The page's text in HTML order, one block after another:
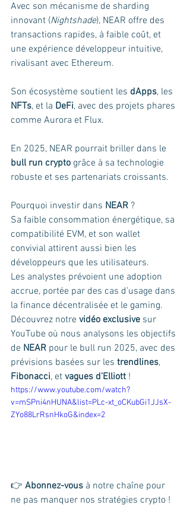
Avec son mécanisme de sharding
innovant (Nightshade), NEAR offre des
transactions rapides, à faible coût, et
une expérience développeur intuitive,
rivalisant avec Ethereum.
Son écosystème soutient les dApps, les
NFTs, et la DeFi, avec des projets phares
comme Aurora et Flux.
En 2025, NEAR pourrait briller dans le
bull run crypto grâce à sa technologie
robuste et ses partenariats croissants.
Pourquoi investir dans NEAR ?
Sa faible consommation énergétique, sa
compatibilité EVM, et son wallet
convivial attirent aussi bien les
développeurs que les utilisateurs.
Les analystes prévoient une adoption
accrue, portée par des cas d’usage dans
la finance décentralisée et le gaming.
Découvrez notre vidéo exclusive sur
YouTube où nous analysons les objectifs
de NEAR pour le bull run 2025, avec des
prévisions basées sur les trendlines,
Fibonacci, et vagues d’Elliott !
https://www.youtube.com/watch?
v=mSPni4nHUNA&list=PLc-xt_oCKubGi1JJsX-
ZYo88LrRsnHkoG&index=2
👉 Abonnez-vous à notre chaîne pour
ne pas manquer nos stratégies crypto !